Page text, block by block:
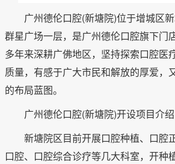
广州德伦口腔(新塘院)位于增城区
群星广场一层，是广州德伦口腔旗下门
多年来深耕广佛地区，坚持探索口腔医
质量，有感于广大市民和解放的厚爱，
的布局蓝图。
广州德伦口腔(新塘院)开设项目介绍
新塘院区目前开展口腔种植、口腔
口腔、口腔综合诊疗等几大科室，开种